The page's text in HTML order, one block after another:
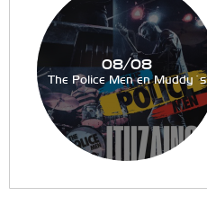
08/08
The Police Men en Muddy´s